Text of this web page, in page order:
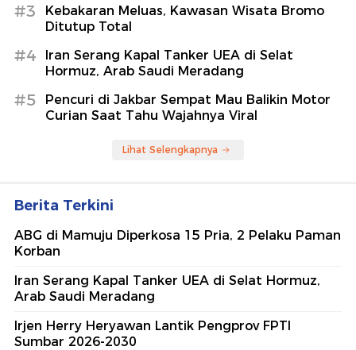
#3
Kebakaran Meluas, Kawasan Wisata Bromo
Ditutup Total
#4
Iran Serang Kapal Tanker UEA di Selat
Hormuz, Arab Saudi Meradang
#5
Pencuri di Jakbar Sempat Mau Balikin Motor
Curian Saat Tahu Wajahnya Viral
Lihat Selengkapnya
Berita Terkini
ABG di Mamuju Diperkosa 15 Pria, 2 Pelaku Paman
Korban
Iran Serang Kapal Tanker UEA di Selat Hormuz,
Arab Saudi Meradang
Irjen Herry Heryawan Lantik Pengprov FPTI
Sumbar 2026-2030